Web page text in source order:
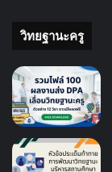
วิทยฐานะครู